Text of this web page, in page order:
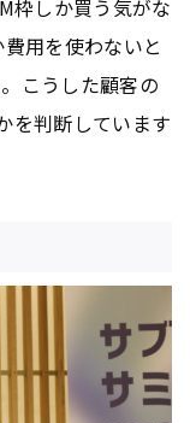
枠しか買う気がな
用を使わないと
こうした顧客の
を判断しています